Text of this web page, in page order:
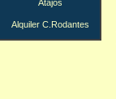
Atajos
Alquiler C.Rodantes